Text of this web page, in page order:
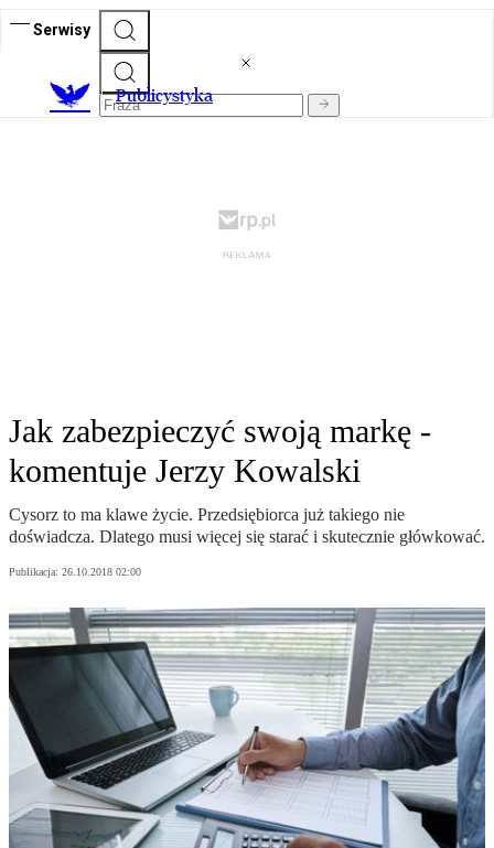
Serwisy
Publicystyka
Jak zabezpieczyć swoją markę -
komentuje Jerzy Kowalski
Cysorz to ma klawe życie. Przedsiębiorca już takiego nie
doświadcza. Dlatego musi więcej się starać i skutecznie główkować.
Publikacja: 26.10.2018 02:00